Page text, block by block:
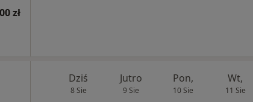
zł
Dziś
8 Sie
Jutro
9 Sie
Pon,
10 Sie
Wt,
11 Sie